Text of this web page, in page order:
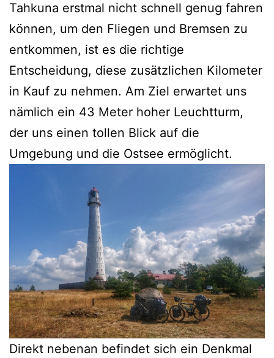
Tahkuna erstmal nicht schnell genug fahren
können, um den Fliegen und Bremsen zu
entkommen, ist es die richtige
Entscheidung, diese zusätzlichen Kilometer
in Kauf zu nehmen. Am Ziel erwartet uns
nämlich ein 43 Meter hoher Leuchtturm,
der uns einen tollen Blick auf die
Umgebung und die Ostsee ermöglicht.
Direkt nebenan befindet sich ein Denkmal